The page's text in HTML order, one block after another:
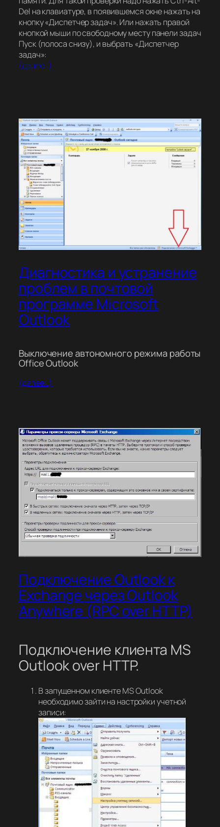
Del на клавиатуре, в появившемся окне нажать на
кнопку «Диспетчер задач». Или нажать правой
кнопкой мыши по свободному месту панели задач
Пуск (полоса снизу), и выбрать «Диспетчер
задач»:
(далее…)
Диагностика и устранение
проблем в почтовой
программе Microsoft
Outlook
Выключение автономного режима работы
Office Outlook
(далее…)
Подключение Outlook к
Exchange через Outlook
Anywhere (RPC over HTTP)
Подключение клиента MS
Outlook over HTTP.
В запущенном клиенте MS Outlook
необходимо зайти на настройки учетной
записи: